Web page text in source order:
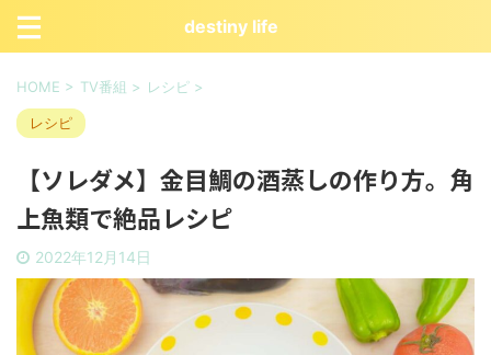
destiny life
HOME > TV番組 > レシピ >
レシピ
【ソレダメ】金目鯛の酒蒸しの作り方。角
上魚類で絶品レシピ
2022年12月14日